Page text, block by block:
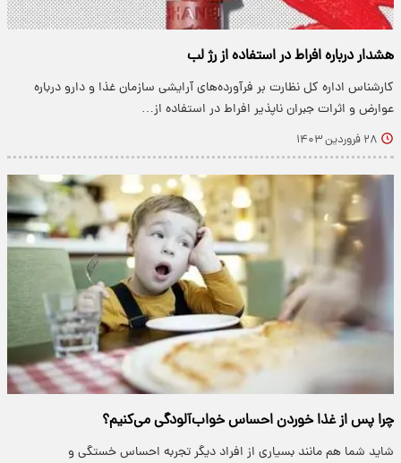
هشدار درباره افراط در استفاده از رژ لب
کارشناس اداره کل نظارت بر فرآورده‌های آرایشی سازمان غذا و دارو درباره
عوارض و اثرات جبران ناپذیر افراط در استفاده از…
۲۸ فروردین ۱۴۰۳
چرا پس از غذا خوردن احساس خواب‌آلودگی می‌کنیم؟
شاید شما هم مانند بسیاری از افراد دیگر تجربه احساس خستگی و